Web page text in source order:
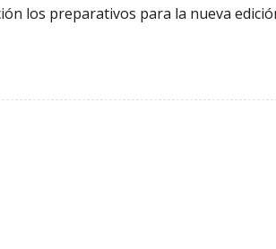
los preparativos para la nueva